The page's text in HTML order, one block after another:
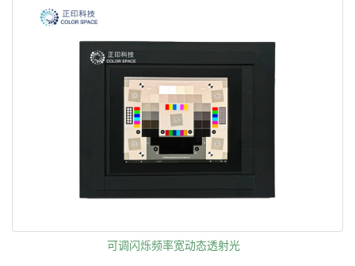
可调闪烁频率宽动态透射光